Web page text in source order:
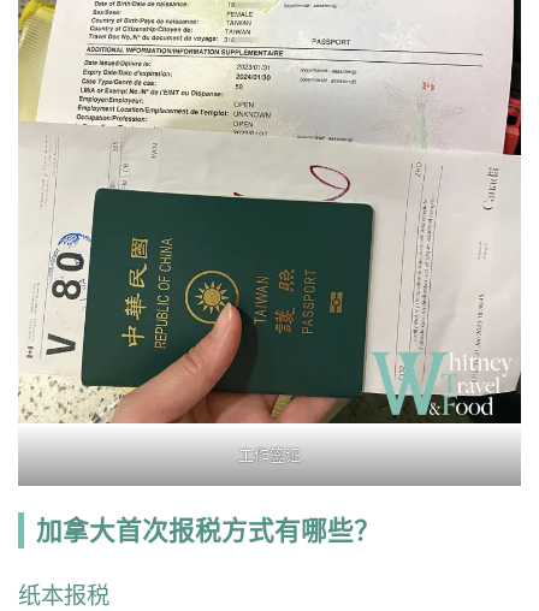
工作签证
加拿大首次报税方式有哪些？
纸本报税